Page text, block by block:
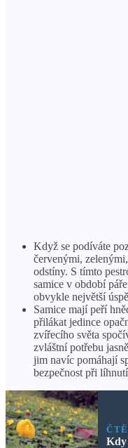
Když se podíváte
červenými,
odstíny. S tímto
samice v období
obvykle největší
Samice mají peří
přilákat jedince
zvířecího světa
zvláštní potřebu
jim navíc pomáhají
bezpečnost při
Kdy